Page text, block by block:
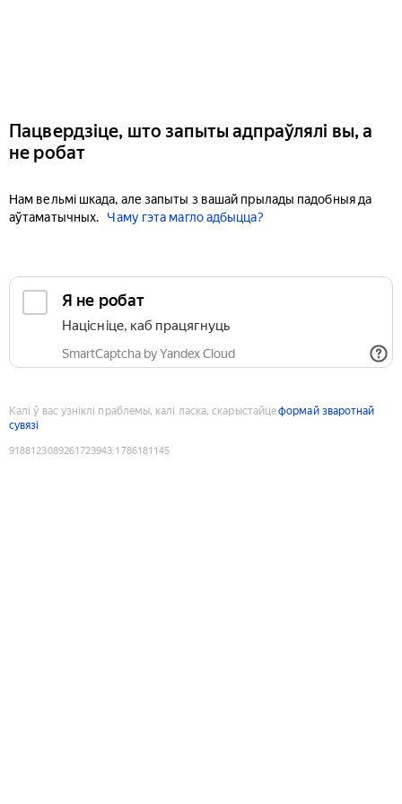
Пацвердзіце, што запыты адпраўлялі вы, а
не робат
Нам вельмі шкада, але запыты з вашай прылады падобныя да
аўтаматычных.
Чаму гэта магло адбыцца?
Я не робат
Націсніце, каб працягнуць
SmartCaptcha by Yandex Cloud
Калі ў вас узніклі праблемы, калі ласка, скарыстайцеформай зваротнай
сувязі
9188123089261723943:1786181145